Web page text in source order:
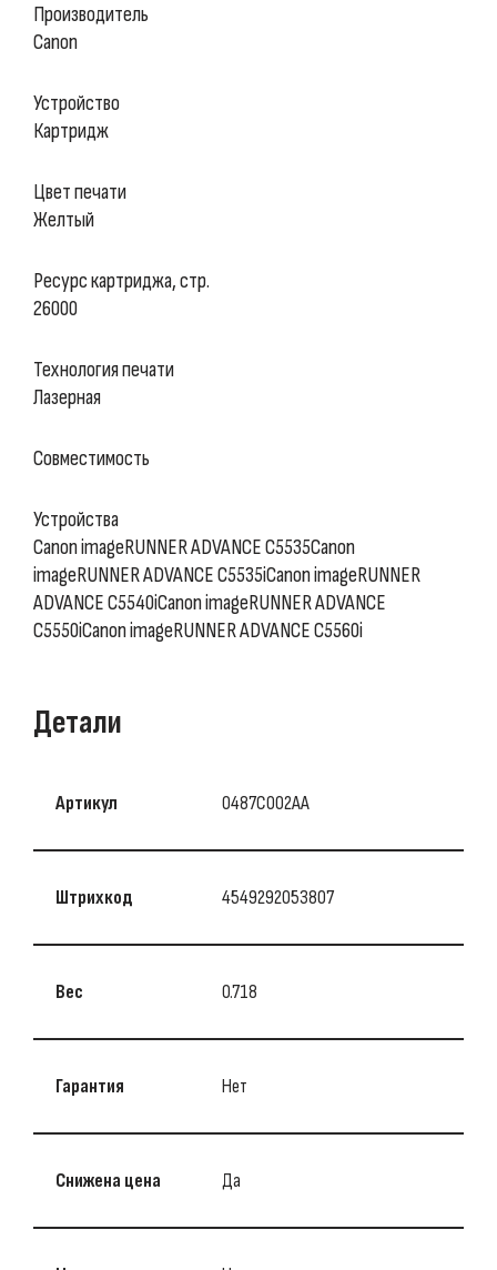
Производитель
Canon
Устройство
Картридж
Цвет печати
Желтый
Ресурс картриджа, cтр.
26000
Технология печати
Лазерная
Совместимость
Устройства
Canon imageRUNNER ADVANCE C5535Canon
imageRUNNER ADVANCE C5535iCanon imageRUNNER
ADVANCE C5540iCanon imageRUNNER ADVANCE
C5550iCanon imageRUNNER ADVANCE C5560i
Детали
Артикул 0487C002AA
Штрихкод 4549292053807
Вес 0.718
Гарантия Нет
Снижена цена Да